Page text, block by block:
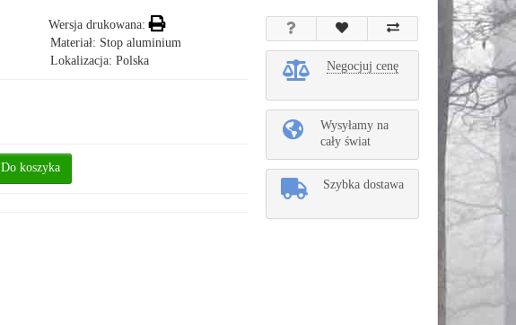
Wersja drukowana:
Materiał: Stop aluminium
Lokalizacja: Polska
Do koszyka
Negocjuj cenę
Wysyłamy na
cały świat
Szybka dostawa